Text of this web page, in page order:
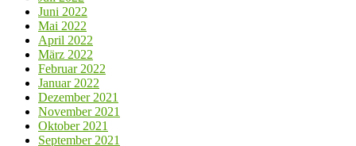
Juni 2022
Mai 2022
April 2022
März 2022
Februar 2022
Januar 2022
Dezember 2021
November 2021
Oktober 2021
September 2021